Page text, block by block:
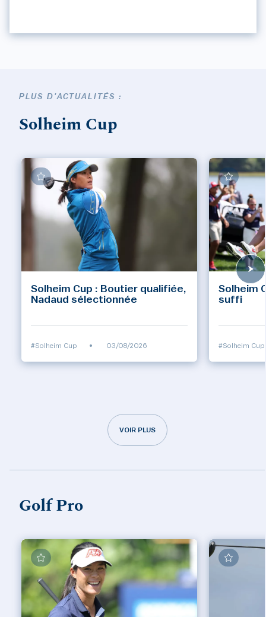
PLUS D'ACTUALITÉS :
Solheim Cup
Solheim Cup : Boutier qualifiée,
Nadaud sélectionnée
#Solheim Cup • 03/08/2026
Solheim
suffi
#Solheim Cup
VOIR PLUS
Golf Pro